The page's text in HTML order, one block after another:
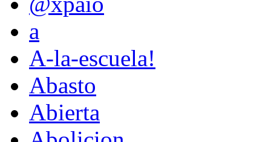
a
A-la-escuela!
Abasto
Abierta